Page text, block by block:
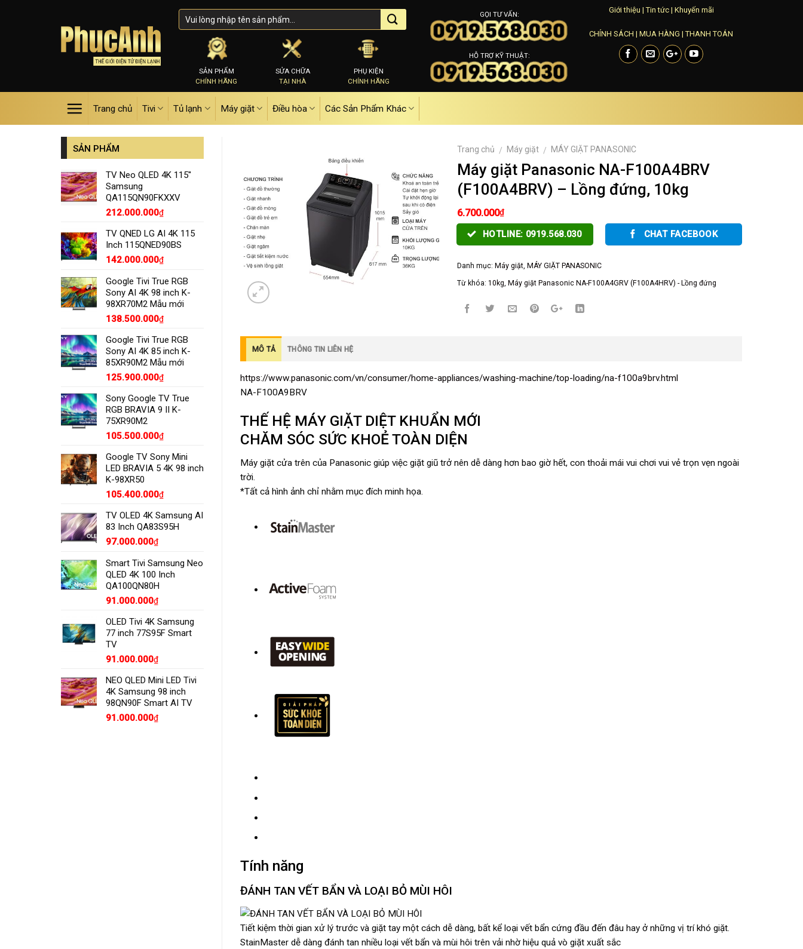
SẢN PHẨM
CHÍNH HÃNG
SỬA CHỮA
TẠI NHÀ
PHỤ KIỆN
CHÍNH HÃNG
GỌI TƯ VẤN:
HỖ TRỢ KỸ THUẬT:
Giới thiệu |Tin tức| Khuyến mãi
CHÍNH SÁCH |MUA HÀNG |THANH TOÁN
Trang chủ Tivi Tủ lạnh Máy giặt Điều hòa Các Sản Phẩm Khác
Trang chủ / Máy giặt / MÁY GIẶT PANASONIC
Máy giặt Panasonic NA-F100A4BRV
(F100A4BRV) – Lồng đứng, 10kg
6.700.000₫
HOTLINE: 0919.568.030 CHAT FACEBOOK
Danh mục: Máy giặt, MÁY GIẶT PANASONIC
Từ khóa: 10kg, Máy giặt Panasonic NA-F100A4GRV (F100A4HRV) - Lồng đứng
MÔ TẢ THÔNG TIN LIÊN HỆ
https://www.panasonic.com/vn/consumer/home-appliances/washing-machine/top-loading/na-f100a9brv.html
NA-F100A9BRV
THẾ HỆ MÁY GIẶT DIỆT KHUẨN MỚI
CHĂM SÓC SỨC KHOẺ TOÀN DIỆN
Máy giặt cửa trên của Panasonic giúp việc giặt giũ trở nên dễ dàng hơn bao giờ hết, con thoải mái vui chơi vui vẻ trọn vẹn ngoài
trời.
*Tất cả hình ảnh chỉ nhằm mục đích minh họa.
Tính năng
ĐÁNH TAN VẾT BẨN VÀ LOẠI BỎ MÙI HÔI
Tiết kiệm thời gian xử lý trước và giặt tay một cách dễ dàng, bất kể loại vết bẩn cứng đầu đến đâu hay ở những vị trí khó giặt.
StainMaster dễ dàng đánh tan nhiều loại vết bẩn và mùi hôi trên vải nhờ hiệu quả vò giặt xuất sắc
SẢN PHẨM
TV Neo QLED 4K 115''
Samsung
QA115QN90FKXXV
212.000.000₫
TV QNED LG AI 4K 115
Inch 115QNED90BS
142.000.000₫
Google Tivi True RGB
Sony AI 4K 98 inch K-
98XR70M2 Mẫu mới
138.500.000₫
Google Tivi True RGB
Sony AI 4K 85 inch K-
85XR90M2 Mẫu mới
125.900.000₫
Sony Google TV True
RGB BRAVIA 9 II K-
75XR90M2
105.500.000₫
Google TV Sony Mini
LED BRAVIA 5 4K 98 inch
K-98XR50
105.400.000₫
TV OLED 4K Samsung AI
83 Inch QA83S95H
97.000.000₫
Smart Tivi Samsung Neo
QLED 4K 100 Inch
QA100QN80H
91.000.000₫
OLED Tivi 4K Samsung
77 inch 77S95F Smart
TV
91.000.000₫
NEO QLED Mini LED Tivi
4K Samsung 98 inch
98QN90F Smart AI TV
91.000.000₫